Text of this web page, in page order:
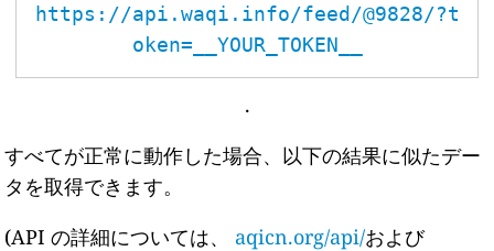
https://api.waqi.info/feed/@9828/?t
oken=__YOUR_TOKEN__
.
すべてが正常に動作した場合、以下の結果に似たデー
タを取得できます。
(API の詳細については、 aqicn.org/api/および